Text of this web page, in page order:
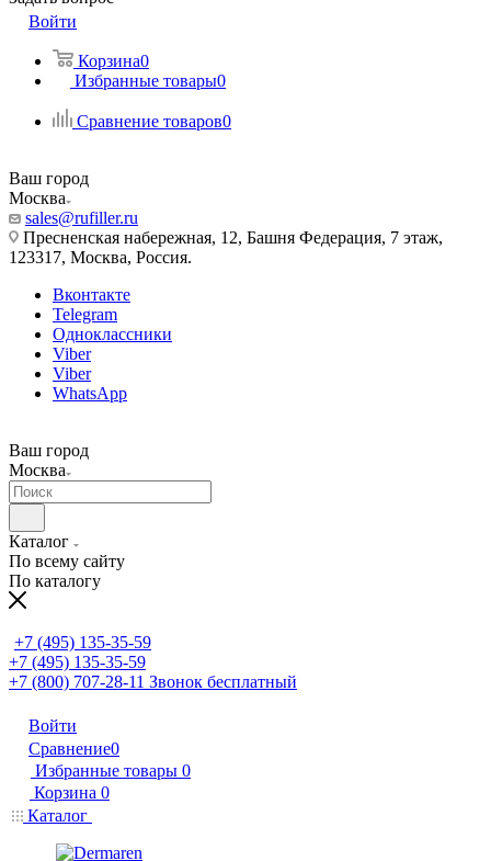
Войти
Корзина0
Избранные товары0
Сравнение товаров0
Ваш город
Москва
sales@rufiller.ru
Пресненская набережная, 12, Башня Федерация, 7 этаж,
123317, Москва, Россия.
Вконтакте
Telegram
Одноклассники
Viber
Viber
WhatsApp
Ваш город
Москва
Каталог
По всему сайту
По каталогу
+7 (495) 135-35-59
+7 (495) 135-35-59
+7 (800) 707-28-11 Звонок бесплатный
Войти
Сравнение0
Избранные товары 0
Корзина 0
Каталог